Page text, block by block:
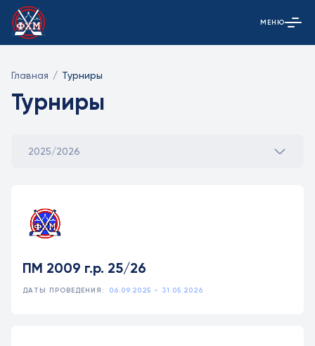
Открыть
МЕНЮ
Главная / Турниры
Турниры
2025/2026
ПМ 2009 г.р. 25/26
ДАТЫ ПРОВЕДЕНИЯ: 06.09.2025 - 31.05.2026